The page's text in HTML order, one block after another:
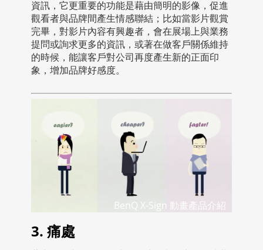
資訊，它更重要的功能是藉由簡明的影像，促進
觀看者與品牌間產生情感聯結；比如當影片觀賞
完畢，對影片內容有興趣者，會在展場上與業務
提問或詢求更多的資訊，或著在做客戶關係維持
的時候，能讓客戶對公司再度產生新的正面印
象，增加品牌好感度。
BenQ X-Sign 動畫產品介紹
3. 痛處